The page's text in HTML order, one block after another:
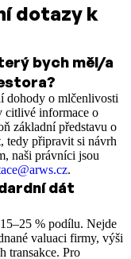
dotazy k
bych měl/a
dohody o mlčenlivosti
citlivé informace o
základní představu o
tedy připravit si návrh
naši právníci jsou
.
dát
% podílu. Nejde
valuaci firmy, výši
transakce. Pro